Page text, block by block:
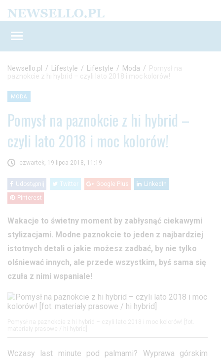
Newsello.pl / Lifestyle / Lifestyle / Moda / Pomysł na
paznokcie z hi hybrid – czyli lato 2018 i moc kolorów!
MODA
Pomysł na paznokcie z hi hybrid –
czyli lato 2018 i moc kolorów!
czwartek, 19 lipca 2018, 11:19
Udostępnij Twitter Google Plus LinkedIn
Pinterest
Wakacje to świetny moment by zabłysnąć ciekawymi
stylizacjami. Modne paznokcie to jeden z najbardziej
istotnych detali o jakie możesz zadbać, by nie tylko
olśniewać innych, ale przede wszystkim, byś sama się
czuła z nimi wspaniale!
Wczasy last minute pod palmami? Wyprawa górskim